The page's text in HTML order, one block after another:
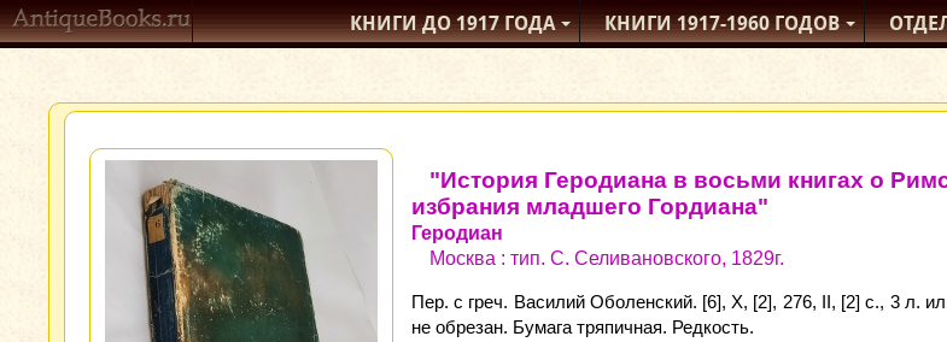
КНИГИ ДО 1917ГОДА КНИГИ1917-1960ГОДОВ
"История Геродиана в восьми книгах о
избрания младшего Гордиана"
Геродиан
Москва : тип. С. Селивановского, 1829г.
Пер. с греч. Василий Оболенский. [6], X, [2], 276, II, [2] с., 3 л.
не обрезан. Бумага тряпичная. Редкость.